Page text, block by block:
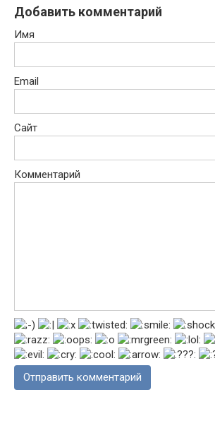
Добавить комментарий
Имя
Email
Сайт
Комментарий